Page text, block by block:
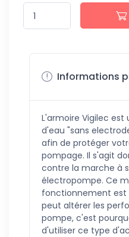
Informations
L'armoire Vigilec
d'eau "sans
afin de protéger
pompage. Il s'agit
contre la marche à
électropompe. Ce
fonctionnement
peut altérer les
pompe, c'est
d'utiliser ce type